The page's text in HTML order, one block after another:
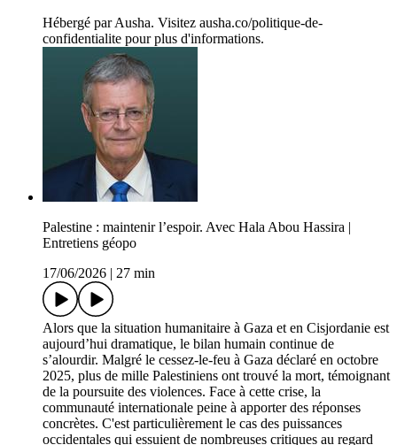
Hébergé par Ausha. Visitez ausha.co/politique-de-
confidentialite pour plus d'informations.
Palestine : maintenir l’espoir. Avec Hala Abou Hassira |
Entretiens géopo
17/06/2026
27 min
Alors que la situation humanitaire à Gaza et en Cisjordanie est
aujourd’hui dramatique, le bilan humain continue de
s’alourdir. Malgré le cessez-le-feu à Gaza déclaré en octobre
2025, plus de mille Palestiniens ont trouvé la mort, témoignant
de la poursuite des violences. Face à cette crise, la
communauté internationale peine à apporter des réponses
concrètes. C'est particulièrement le cas des puissances
occidentales qui essuient de nombreuses critiques au regard